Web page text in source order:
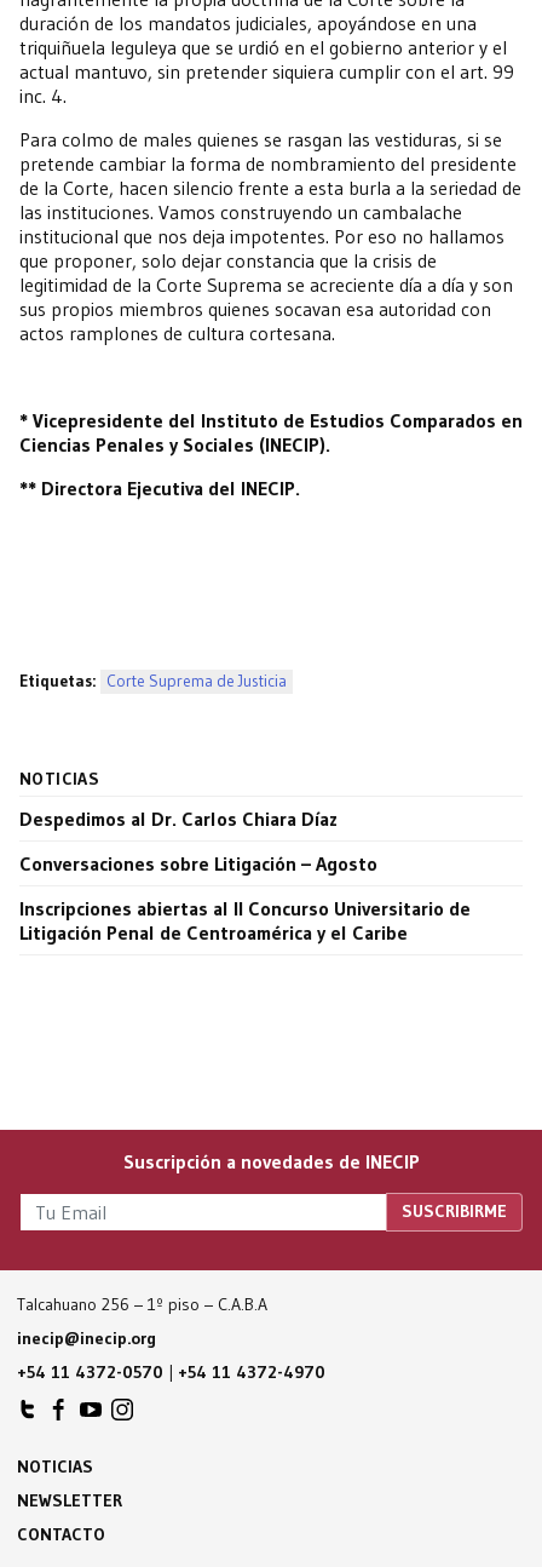
duración de los mandatos judiciales, apoyándose en una
triquiñuela leguleya que se urdió en el gobierno anterior y el
actual mantuvo, sin pretender siquiera cumplir con el art. 99
inc. 4.
Para colmo de males quienes se rasgan las vestiduras, si se
pretende cambiar la forma de nombramiento del presidente
de la Corte, hacen silencio frente a esta burla a la seriedad de
las instituciones. Vamos construyendo un cambalache
institucional que nos deja impotentes. Por eso no hallamos
que proponer, solo dejar constancia que la crisis de
legitimidad de la Corte Suprema se acreciente día a día y son
sus propios miembros quienes socavan esa autoridad con
actos ramplones de cultura cortesana.
* Vicepresidente del Instituto de Estudios Comparados en
Ciencias Penales y Sociales (INECIP).
** Directora Ejecutiva del INECIP.
Etiquetas: Corte Suprema de Justicia
NOTICIAS
Despedimos al Dr. Carlos Chiara Díaz
Conversaciones sobre Litigación – Agosto
Inscripciones abiertas al II Concurso Universitario de
Litigación Penal de Centroamérica y el Caribe
Suscripción a novedades de INECIP
Talcahuano 256 – 1º piso – C.A.B.A
inecip@inecip.org
+54 11 4372-0570 | +54 11 4372-4970
NOTICIAS
NEWSLETTER
CONTACTO